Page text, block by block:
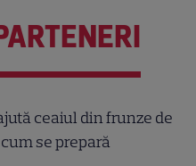
ceaiul din frunze de
se prepară